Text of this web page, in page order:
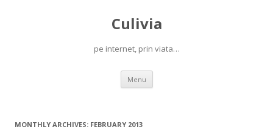
Culivia
pe internet, prin viata…
Menu Skip
content
MONTHLY ARCHIVES: FEBRUARY 2013